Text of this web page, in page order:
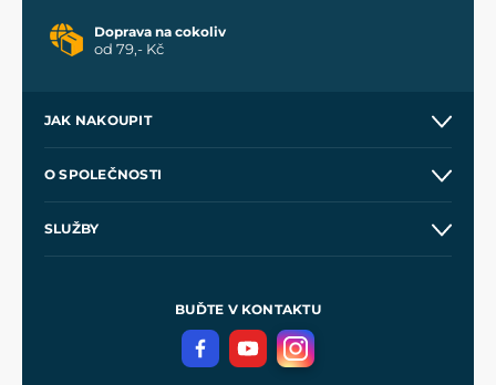
Doprava na cokoliv
od 79,- Kč
JAK NAKOUPIT
Velkoobchod
O SPOLEČNOSTI
SLUŽBY
Meče pro Kingdom Come
BUĎTE V KONTAKTU